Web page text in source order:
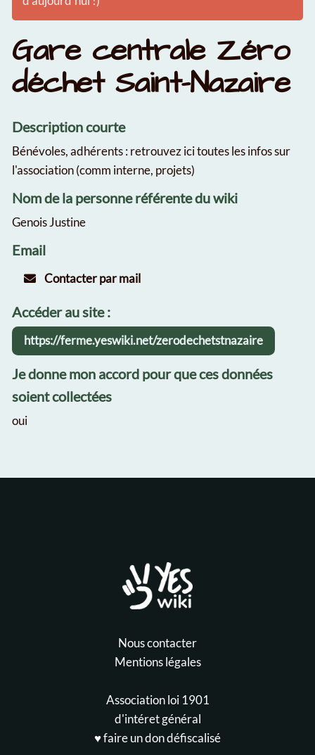
Gare centrale Zéro
déchet Saint-Nazaire
Description courte
Bénévoles, adhérents : retrouvez ici toutes les infos sur
l'association (comm interne, projets)
Nom de la personne référente du wiki
Genois Justine
Email
Contacter par mail
Accéder au site :
https://ferme.yeswiki.net/zerodechetstnazaire
Je donne mon accord pour que ces données
soient collectées
oui
Nous contacter
Mentions légales
Association loi 1901
d'intéret général
♥️ faire un don défiscalisé